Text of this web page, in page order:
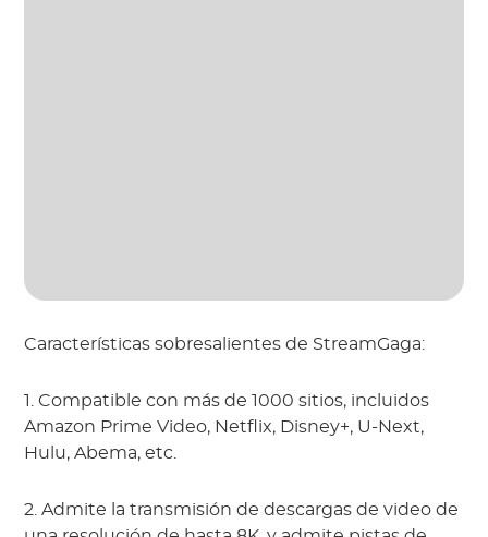
Características sobresalientes de StreamGaga:
1. Compatible con más de 1000 sitios, incluidos
Amazon Prime Video, Netflix, Disney+, U-Next,
Hulu, Abema, etc.
2. Admite la transmisión de descargas de video de